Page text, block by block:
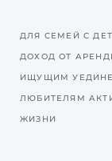
ДЛЯ СЕМЕЙ С
ДОХОД ОТ
ИЩУЩИМ
ЛЮБИТЕЛЯМ
ЖИЗНИ